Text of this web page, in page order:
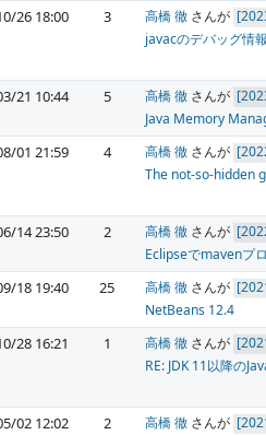
26 18:00 3 高橋 徹 さんが
javacのデバッグ情
21 10:44 5 高橋 徹 さんが
Java Memory
01 21:59 4 高橋 徹 さんが
The not-so-hidden
14 23:50 2 高橋 徹 さんが
Eclipseでmavenプ
18 19:40 25 高橋 徹 さんが
NetBeans 12.4
28 16:21 1 高橋 徹 さんが
RE: JDK 11以降の
02 12:02 2 高橋 徹 さんが